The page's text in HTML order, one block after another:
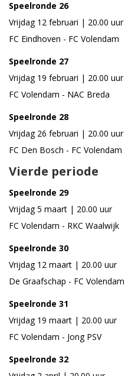
Speelronde 26
Vrijdag 12 februari | 20.00 uur
FC Eindhoven - FC Volendam
Speelronde 27
Vrijdag 19 februari | 20.00 uur
FC Volendam - NAC Breda
Speelronde 28
Vrijdag 26 februari | 20.00 uur
FC Den Bosch - FC Volendam
Vierde periode
Speelronde 29
Vrijdag 5 maart | 20.00 uur
FC Volendam - RKC Waalwijk
Speelronde 30
Vrijdag 12 maart | 20.00 uur
De Graafschap - FC Volendam
Speelronde 31
Vrijdag 19 maart | 20.00 uur
FC Volendam - Jong PSV
Speelronde 32